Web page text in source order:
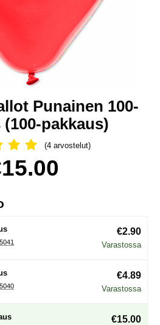
Punainen 100-
pakkaus)
Arvostelu: 5 Tähdet, Ohita kaikki
(4 arvostelut)
nro : 5041
€2.90
Varastossa
nro : 5040
€4.89
Varastossa
€15.00